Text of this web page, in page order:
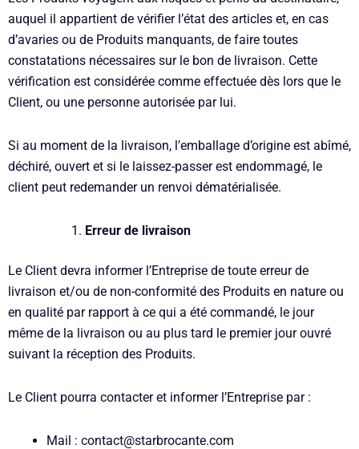
auquel il appartient de vérifier l’état des articles et, en cas
d’avaries ou de Produits manquants, de faire toutes
constatations nécessaires sur le bon de livraison. Cette
vérification est considérée comme effectuée dès lors que le
Client, ou une personne autorisée par lui.
Si au moment de la livraison, l’emballage d’origine est abîmé,
déchiré, ouvert et si le laissez-passer est endommagé, le
client peut redemander un renvoi dématérialisée.
Erreur de livraison
Le Client devra informer l’Entreprise de toute erreur de
livraison et/ou de non-conformité des Produits en nature ou
en qualité par rapport à ce qui a été commandé, le jour
même de la livraison ou au plus tard le premier jour ouvré
suivant la réception des Produits.
Le Client pourra contacter et informer l’Entreprise par :
Mail : contact@starbrocante.com